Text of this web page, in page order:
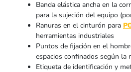
Banda elástica ancha en la
para la sujeción del equipo
Ranuras en el cinturón para
herramientas industriales
Puntos de fijación en el
espacios confinados según la
Etiqueta de identificación y